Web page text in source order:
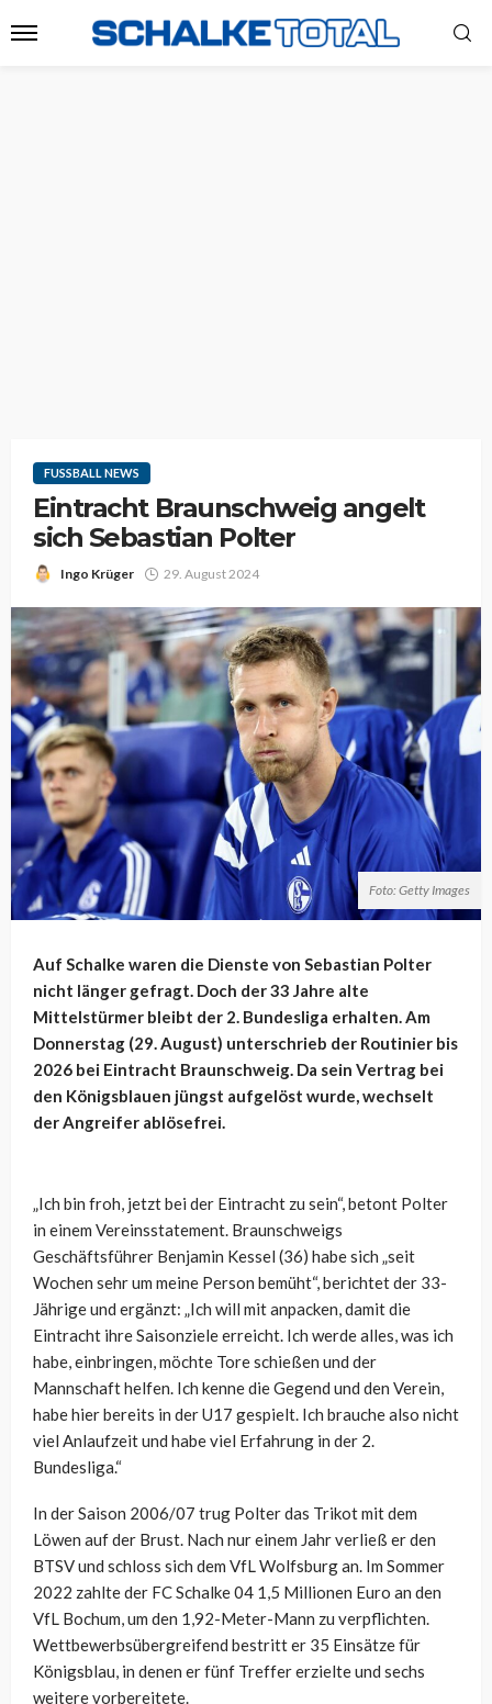
FUSSBALL NEWS
Eintracht Braunschweig angelt
sich Sebastian Polter
Ingo Krüger 29. August 2024
Foto: Getty Images
Auf Schalke waren die Dienste von Sebastian Polter
nicht länger gefragt. Doch der 33 Jahre alte
Mittelstürmer bleibt der 2. Bundesliga erhalten. Am
Donnerstag (29. August) unterschrieb der Routinier bis
2026 bei Eintracht Braunschweig. Da sein Vertrag bei
den Königsblauen jüngst aufgelöst wurde, wechselt
der Angreifer ablösefrei.
„Ich bin froh, jetzt bei der Eintracht zu sein“, betont Polter
in einem Vereinsstatement. Braunschweigs
Geschäftsführer Benjamin Kessel (36) habe sich „seit
Wochen sehr um meine Person bemüht“, berichtet der 33-
Jährige und ergänzt: „Ich will mit anpacken, damit die
Eintracht ihre Saisonziele erreicht. Ich werde alles, was ich
habe, einbringen, möchte Tore schießen und der
Mannschaft helfen. Ich kenne die Gegend und den Verein,
habe hier bereits in der U17 gespielt. Ich brauche also nicht
viel Anlaufzeit und habe viel Erfahrung in der 2.
Bundesliga.“
In der Saison 2006/07 trug Polter das Trikot mit dem
Löwen auf der Brust. Nach nur einem Jahr verließ er den
BTSV und schloss sich dem VfL Wolfsburg an. Im Sommer
2022 zahlte der FC Schalke 04 1,5 Millionen Euro an den
VfL Bochum, um den 1,92-Meter-Mann zu verpflichten.
Wettbewerbsübergreifend bestritt er 35 Einsätze für
Königsblau, in denen er fünf Treffer erzielte und sechs
weitere vorbereitete.